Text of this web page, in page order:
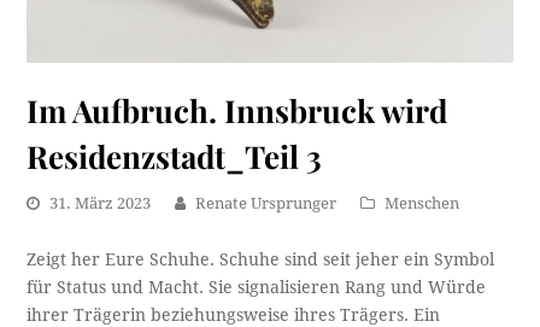
Im Aufbruch. Innsbruck wird
Residenzstadt_Teil 3
31. März 2023 Renate Ursprunger Menschen
Zeigt her Eure Schuhe. Schuhe sind seit jeher ein Symbol
für Status und Macht. Sie signalisieren Rang und Würde
ihrer Trägerin beziehungsweise ihres Trägers. Ein